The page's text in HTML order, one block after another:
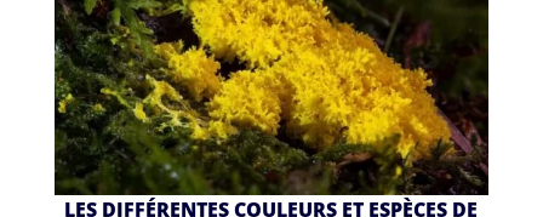
LES DIFFÉRENTES COULEURS ET ESPÈCES DE